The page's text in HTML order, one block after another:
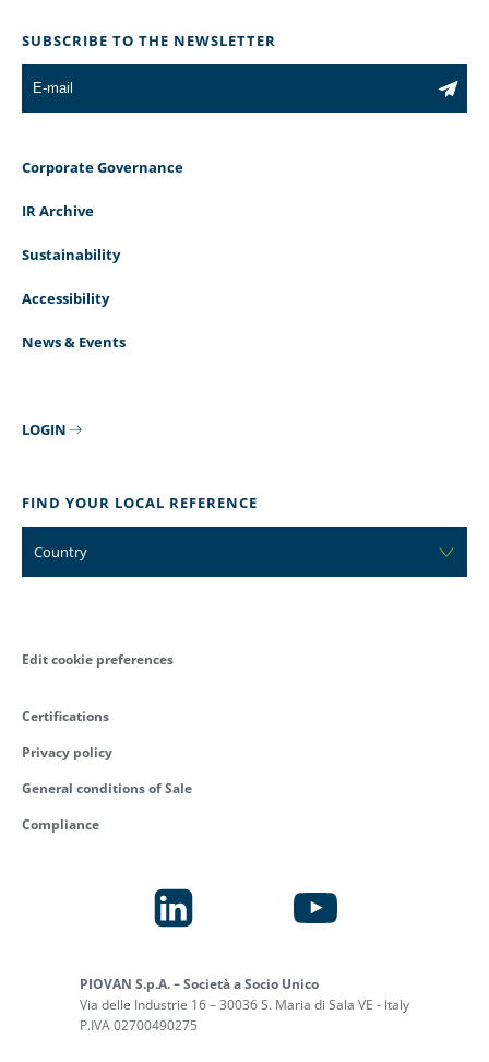
SUBSCRIBE TO THE NEWSLETTER
Corporate Governance
IR Archive
Sustainability
Accessibility
News & Events
LOGIN
FIND YOUR LOCAL REFERENCE
Country
PIOVAN S.p.A. – Società a Socio Unico
Via delle Industrie 16 – 30036 S. Maria di Sala VE - Italy
P.IVA 02700490275
Edit cookie preferences
Certifications
Privacy policy
General conditions of Sale
Compliance